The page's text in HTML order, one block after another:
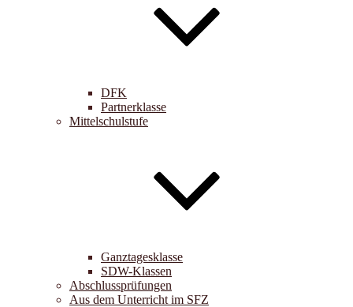
DFK
Partnerklasse
Mittelschulstufe
Ganztagesklasse
SDW-Klassen
Abschlussprüfungen
Aus dem Unterricht im SFZ